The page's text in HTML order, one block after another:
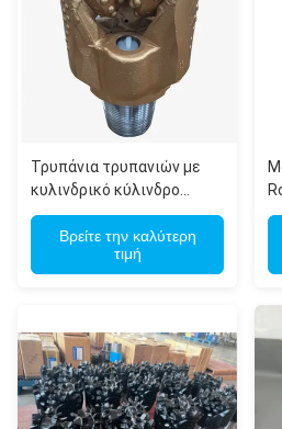
Τρυπάνια τρυπανιών με
κυλινδρικό κύλινδρο
εξόρυξης υψηλής
απόδοσης για γεώτρηση
τοποθεσίας εξόρυξης
Βρείτε την καλύτερη
τιμή